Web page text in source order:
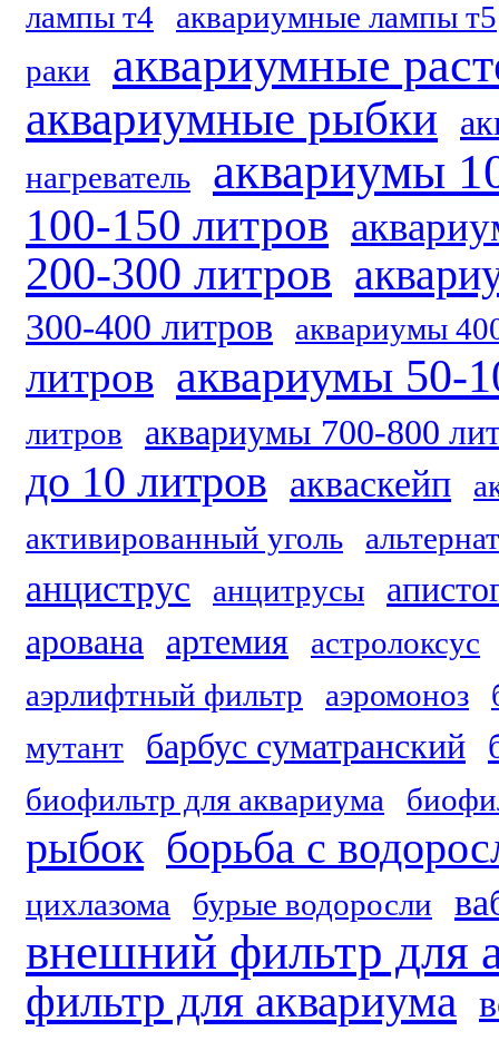
лампы т4
аквариумные лампы т5
раки
аквариумные
аквариумные рыбки
нагреватель аквариумы
100-150 литров
200-300 литров
300-400 литров аквариумы
литров аквариумы 50-
литров аквариумы 700-800
до 10 литров акваскейп
активированный уголь
анциструс анцитрусы
арована артемия
астролоксус
аэрлифтный фильтр
аэромоноз
мутант
барбус суматранский
биофильтр для аквариума
рыбок борьба с
цихлазома бурые водоросли
внешний фильтр для
фильтр для аквариума